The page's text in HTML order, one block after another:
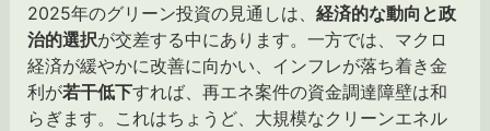
2025年のグリーン投資の見通しは、 経済的な動向と政
治的選択が交差する中にあります。一方では、マクロ
経済が緩やかに改善に向かい、インフレが落ち着き金
利が若干低下すれば、再エネ案件の資金調達障壁は和
らぎます。これはちょうど、大規模なクリーンエネル